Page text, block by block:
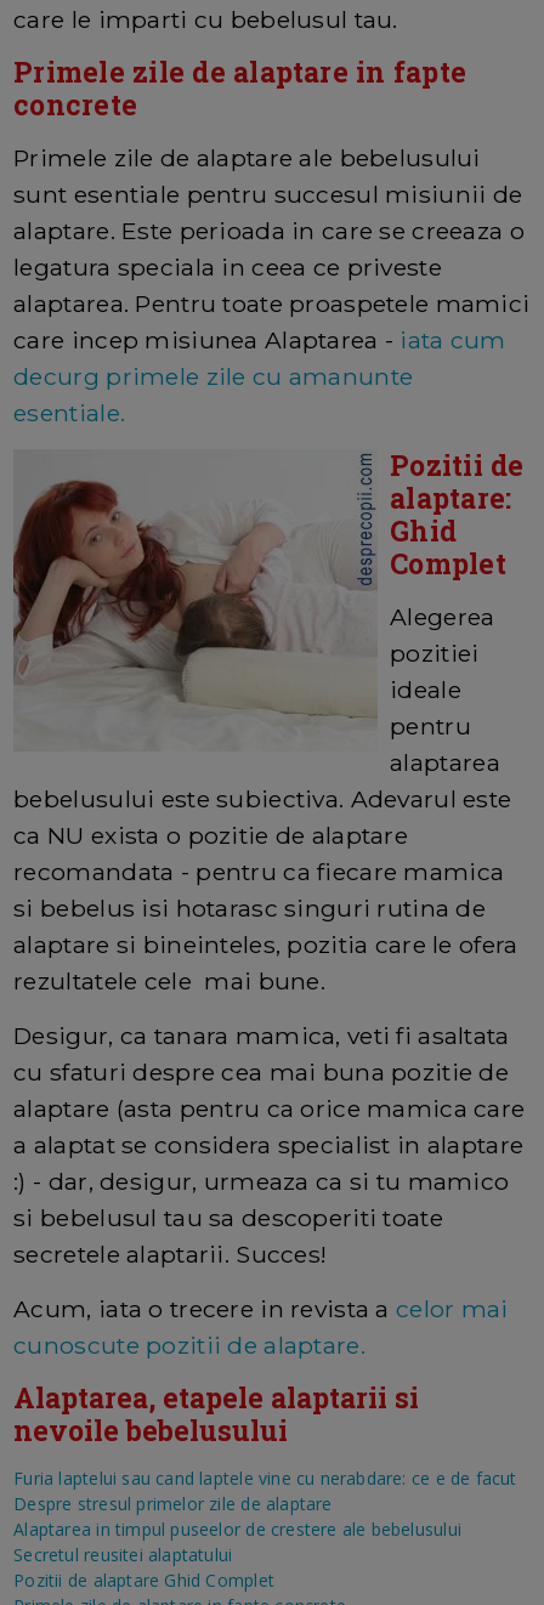
care le imparti cu bebelusul tau.
Primele zile de alaptare in fapte
concrete
Primele zile de alaptare ale bebelusului
sunt esentiale pentru succesul misiunii de
alaptare. Este perioada in care se creeaza o
legatura speciala in ceea ce priveste
alaptarea. Pentru toate proaspetele mamici
care incep misiunea Alaptarea - iata cum
decurg primele zile cu amanunte
esentiale.
Pozitii de
alaptare:
Ghid
Complet
Alegerea
pozitiei
ideale
pentru
alaptarea
bebelusului este subiectiva. Adevarul este
ca NU exista o pozitie de alaptare
recomandata - pentru ca fiecare mamica
si bebelus isi hotarasc singuri rutina de
alaptare si bineinteles, pozitia care le ofera
rezultatele cele mai bune.
Desigur, ca tanara mamica, veti fi asaltata
cu sfaturi despre cea mai buna pozitie de
alaptare (asta pentru ca orice mamica care
a alaptat se considera specialist in alaptare
:) - dar, desigur, urmeaza ca si tu mamico
si bebelusul tau sa descoperiti toate
secretele alaptarii. Succes!
Acum, iata o trecere in revista a celor mai
cunoscute pozitii de alaptare.
Alaptarea, etapele alaptarii si
nevoile bebelusului
Furia laptelui sau cand laptele vine cu nerabdare: ce e de facut
Despre stresul primelor zile de alaptare
Alaptarea in timpul puseelor de crestere ale bebelusului
Secretul reusitei alaptatului
Pozitii de alaptare Ghid Complet